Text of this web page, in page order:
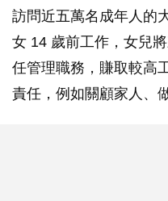
訪問近五萬名成年人的
女 14 歲前工作，女兒
任管理職務，賺取較高
責任，例如關顧家人、